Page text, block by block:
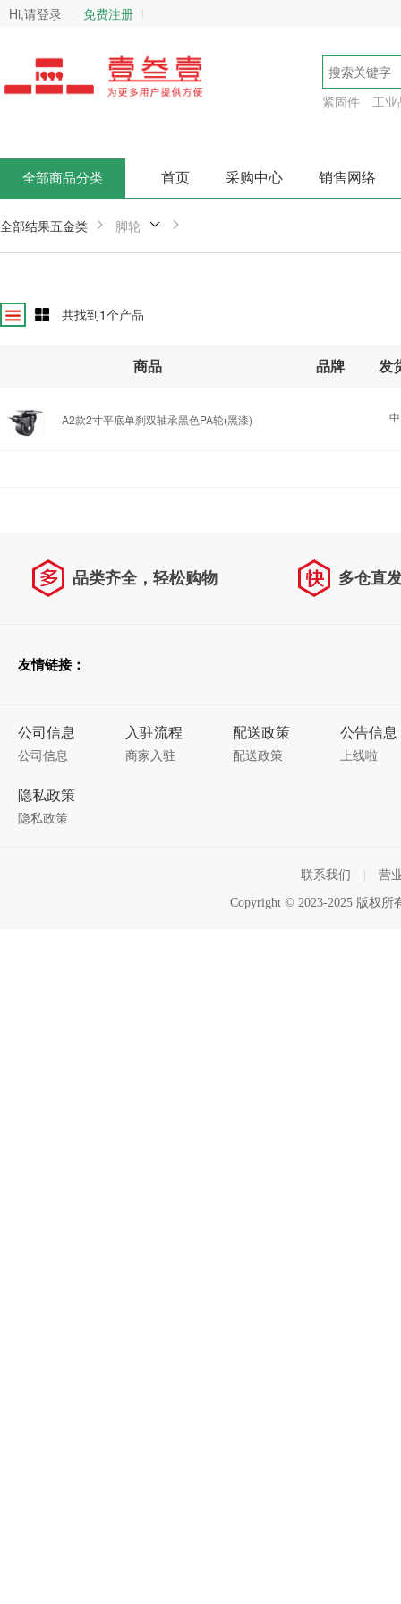
Hi,请登录 免费注册
紧固件 工业
全部商品分类 首页 采购中心 销售网络
全部结果五金类 脚轮
共找到1个产品
商品 品牌 发
A2款2寸平底单刹双轴承黑色PA轮(黑漆)
品类齐全，轻松购物 多仓直
友情链接：
公司信息
公司信息
入驻流程
商家入驻
配送政策
配送政策
公告信息
上线啦
隐私政策
隐私政策
联系我们 营
Copyright © 2023-2025 版权所